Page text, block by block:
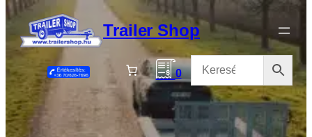
Ugrás
a
tartalomhoz
Trailer Shop
0